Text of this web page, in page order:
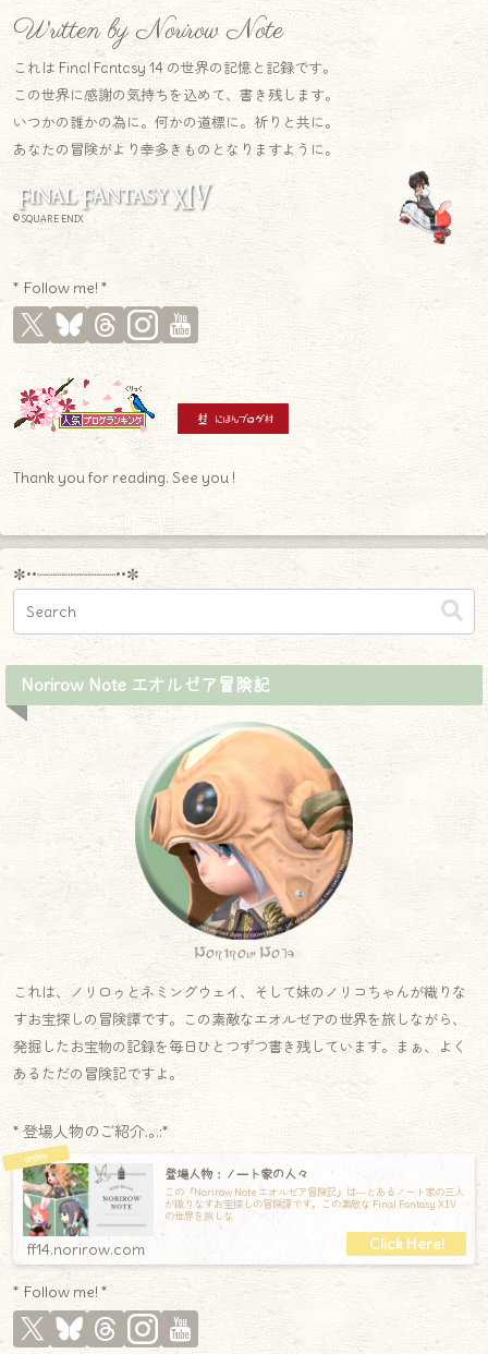
Written by Norirow Note
これは Final Fantasy 14 の世界の記憶と記録です。
この世界に感謝の気持ちを込めて、書き残します。
いつかの誰かの為に。何かの道標に。祈りと共に。
あなたの冒険がより幸多きものとなりますように。
© SQUARE ENIX
* Follow me! *
Thank you for reading. See you !
✼••┈┈┈┈┈┈┈┈┈••✼
Norirow Note エオルゼア冒険記
Norirow Note
これは、ノリロゥとネミングウェイ、そして妹のノリコちゃんが織りな
すお宝探しの冒険譚です。この素敵なエオルゼアの世界を旅しながら、
発掘したお宝物の記録を毎日ひとつずつ書き残しています。まぁ、よく
あるただの冒険記ですよ。
* 登場人物のご紹介.｡.:*
登場人物：ノート家の人々
この『Norirow Note エオルゼア冒険記』は―とあるノート家の三人
が織りなすお宝探しの冒険譚です。この素敵な Final Fantasy XIV
の世界を旅しな
ff14.norirow.com
* Follow me! *